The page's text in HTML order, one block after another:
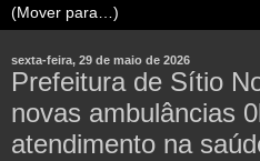
sexta-feira, 29 de maio de 2026
Prefeitura de Sítio
novas ambulâncias
atendimento na